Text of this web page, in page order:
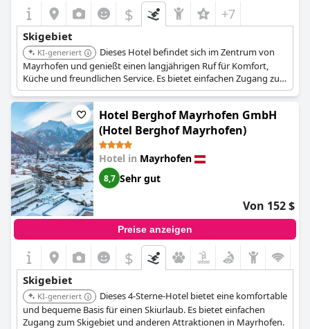
$ +7
Skigebiet
KI-generiert
Dieses Hotel befindet sich im Zentrum von
Mayrhofen und genießt einen langjährigen Ruf für Komfort,
Küche und freundlichen Service. Es bietet einfachen Zugang zu
den Skiliften und anderen Annehmlichkeiten in der Stadt.
Hotel Berghof Mayrhofen GmbH
(Hotel Berghof Mayrhofen)
Hotel in Mayrhofen
8,7 Sehr gut
Von 152 $
Preise anzeigen
$
Skigebiet
KI-generiert
Dieses 4-Sterne-Hotel bietet eine komfortable
und bequeme Basis für einen Skiurlaub. Es bietet einfachen
Zugang zum Skigebiet und anderen Attraktionen in Mayrhofen.